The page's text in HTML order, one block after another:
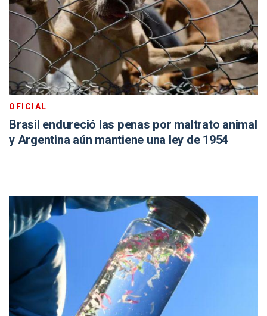
OFICIAL
Brasil endureció las penas por maltrato animal
y Argentina aún mantiene una ley de 1954